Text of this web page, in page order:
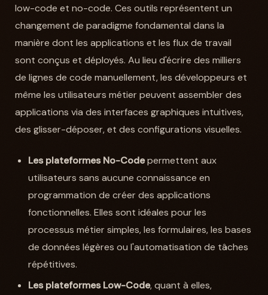
low-code et no-code. Ces outils représentent un
changement de paradigme fondamental dans la
manière dont les applications et les flux de travail
sont conçus et déployés. Au lieu d'écrire des milliers
de lignes de code manuellement, les développeurs et
même les utilisateurs métier peuvent assembler des
applications via des interfaces graphiques intuitives,
des glisser-déposer, et des configurations visuelles.
Les plateformes No-Codepermettent aux
utilisateurs sans aucune connaissance en
programmation de créer des applications
fonctionnelles. Elles sont idéales pour les
processus métier simples, les formulaires, les bases
de données légères ou l'automatisation de tâches
répétitives.
Les plateformes Low-Code, quant à elles,